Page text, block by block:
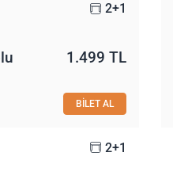
2+1
1.499 TL
BİLET AL
2+1